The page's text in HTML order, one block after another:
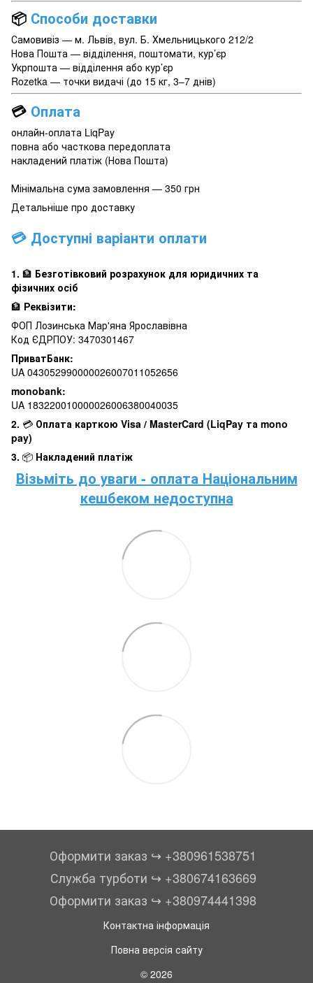
📦 Способи доставки
Самовивіз — м. Львів, вул. Б. Хмельницького 212/2
Нова Пошта — відділення, поштомати, кур’єр
Укрпошта — відділення або кур’єр
Rozetka — точки видачі (до 15 кг, 3–7 днів)
💳 Оплата
онлайн-оплата LiqPay
повна або часткова передоплата
накладений платіж (Нова Пошта)
Мінімальна сума замовлення — 350 грн
Детальніше про доставку
💳 Доступні варіанти оплати
1. 🏦 Безготівковий розрахунок для юридичних та
фізичних осіб
🏦 Реквізити:
ФОП Лозинська Мар'яна Ярославівна
Код ЄДРПОУ: 3470301467
ПриватБанк:
UA 043052990000026007011052656
monobank:
UA 183220010000026006380040035
2. 💳 Оплата карткою Visa / MasterCard (LiqPay та mono
pay)
3. 📦 Накладений платіж
Візьміть до уваги - оплата Національним
кешбеком недоступна
Оформити заказ ↪︎ +380961538751
Служба турботи ↪︎ +380674163669
Оформити заказ ↪︎ +380974441398
Контактна інформація
Повна версія сайту
© 2026